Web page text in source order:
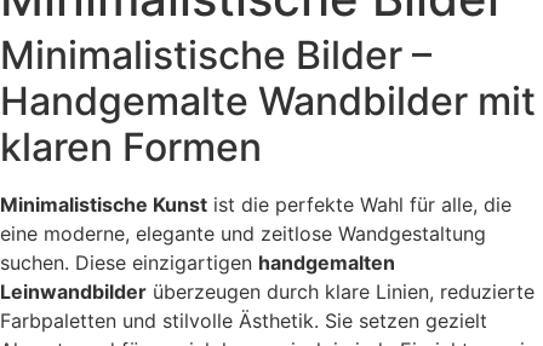
Minimalistische Bilder –
Handgemalte Wandbilder mit
klaren Formen
Minimalistische Kunst ist die perfekte Wahl für alle, die
eine moderne, elegante und zeitlose Wandgestaltung
suchen. Diese einzigartigen handgemalten
Leinwandbilder überzeugen durch klare Linien, reduzierte
Farbpaletten und stilvolle Ästhetik. Sie setzen gezielt